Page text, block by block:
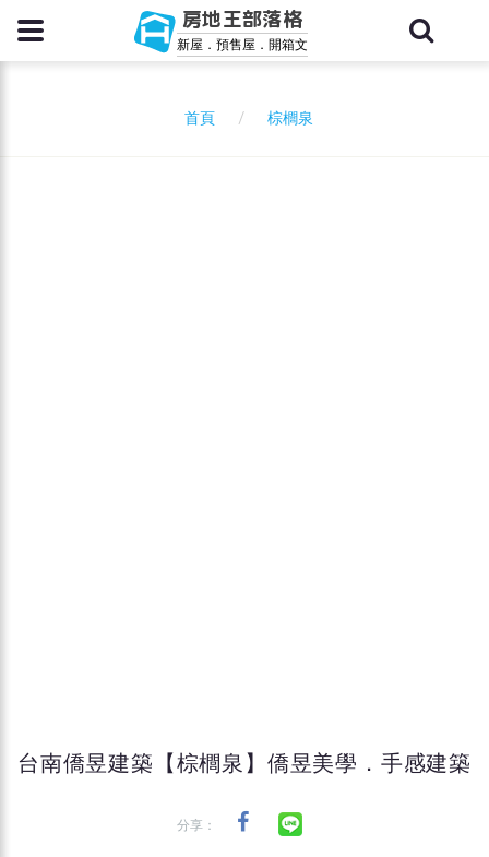
房地王部落格
新屋．預售屋．開箱文
首頁 棕櫚泉
台南僑昱建築【棕櫚泉】僑昱美學．手感建築
分享：